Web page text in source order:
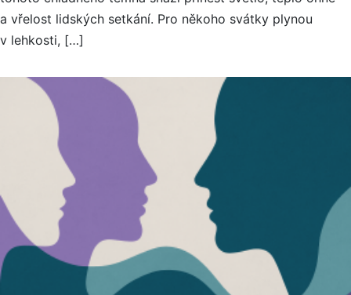
a vřelost lidských setkání. Pro někoho svátky plynou
v lehkosti, […]